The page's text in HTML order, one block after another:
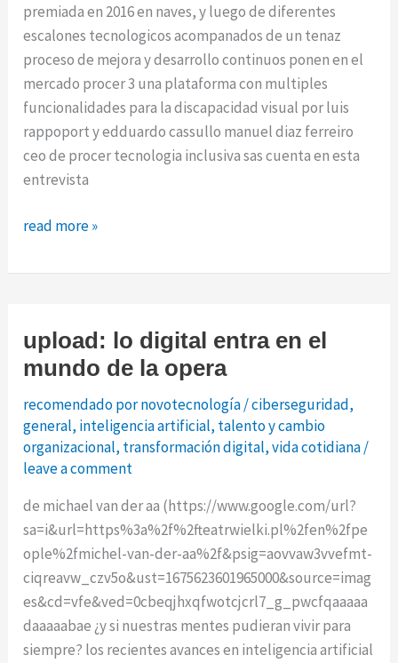
premiada en 2016 en naves, y luego de diferentes
escalones tecnologicos acompanados de un tenaz
proceso de mejora y desarrollo continuos ponen en el
mercado procer 3 una plataforma con multiples
funcionalidades para la discapacidad visual por luis
rappoport y edduardo cassullo manuel diaz ferreiro
ceo de procer tecnologia inclusiva sas cuenta en esta
entrevista
procer:
inclusiva
read more »
upload: lo digital entra en el
mundo de la opera
recomendado por novotecnología/ciberseguridad,
general, inteligencia artificial, talento y cambio
organizacional, transformación digital,vida cotidiana/
leave a comment
de michael van der aa (https://www.google.com/url?
sa=i&url=https%3a%2f%2fteatrwielki.pl%2fen%2fpe
ople%2fmichel-van-der-aa%2f&psig=aovvaw3vvefmt-
ciqreavw_czv5o&ust=1675623601965000&source=imag
es&cd=vfe&ved=0cbeqjhxqfwotcjcrl7_g_pwcfqaaaaa
daaaaabae ¿y si nuestras mentes pudieran vivir para
siempre? los recientes avances en inteligencia artificial